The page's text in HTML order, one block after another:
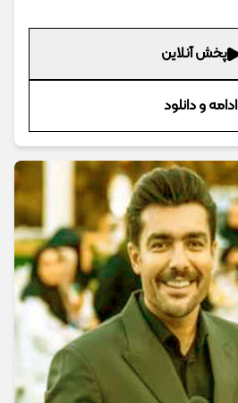
پخش آنلاین
ادامه و دانلود